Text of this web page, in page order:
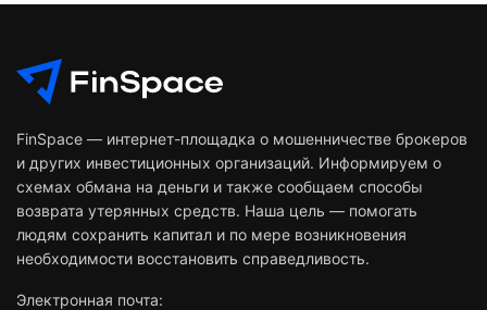
FinSpace — интернет-площадка о мошенничестве брокеров
и других инвестиционных организаций. Информируем о
схемах обмана на деньги и также сообщаем способы
возврата утерянных средств. Наша цель — помогать
людям сохранить капитал и по мере возникновения
необходимости восстановить справедливость.
Электронная почта: